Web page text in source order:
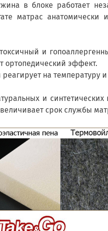
в блоке работает
матрас
и
ортопедический эффект.
на температуру
и
срок службы